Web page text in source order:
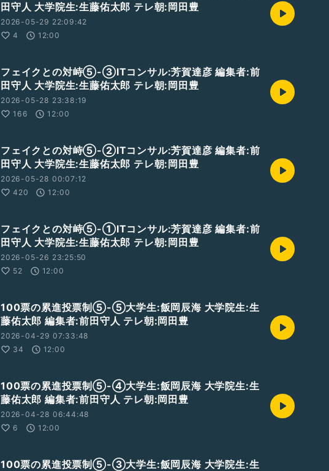
田守人 大学院生:生藤佑太郎 テレ朝:岡田豊
2026-05-29 22:09:42
4
12:00
フェイクとの対峙⑤-③ITコンサル:芳賀達彦 編集者:前
田守人 大学院生:生藤佑太郎 テレ朝:岡田豊
2026-05-28 23:38:19
166
12:00
フェイクとの対峙⑤-②ITコンサル:芳賀達彦 編集者:前
田守人 大学院生:生藤佑太郎 テレ朝:岡田豊
2026-05-28 00:07:12
420
12:00
フェイクとの対峙⑤-①ITコンサル:芳賀達彦 編集者:前
田守人 大学院生:生藤佑太郎 テレ朝:岡田豊
2026-05-26 23:25:50
52
12:00
100票の累進投票制⑤-⑤大学生:飯岡辰海 大学院生:生
藤佑太郎 編集者:前田守人 テレ朝:岡田豊
2026-04-29 07:33:48
34
12:00
100票の累進投票制⑤-④大学生:飯岡辰海 大学院生:生
藤佑太郎 編集者:前田守人 テレ朝:岡田豊
2026-04-28 06:44:48
6
12:00
100票の累進投票制⑤-③大学生:飯岡辰海 大学院生:生